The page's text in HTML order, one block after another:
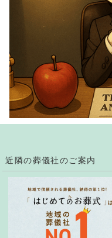
近隣の葬儀社のご案内